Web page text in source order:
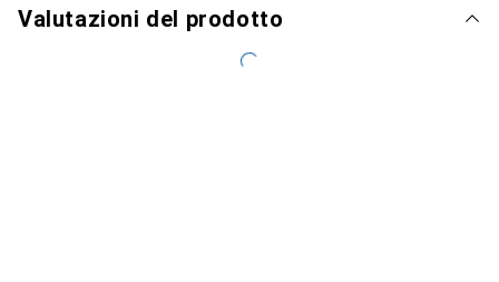
Valutazioni del prodotto